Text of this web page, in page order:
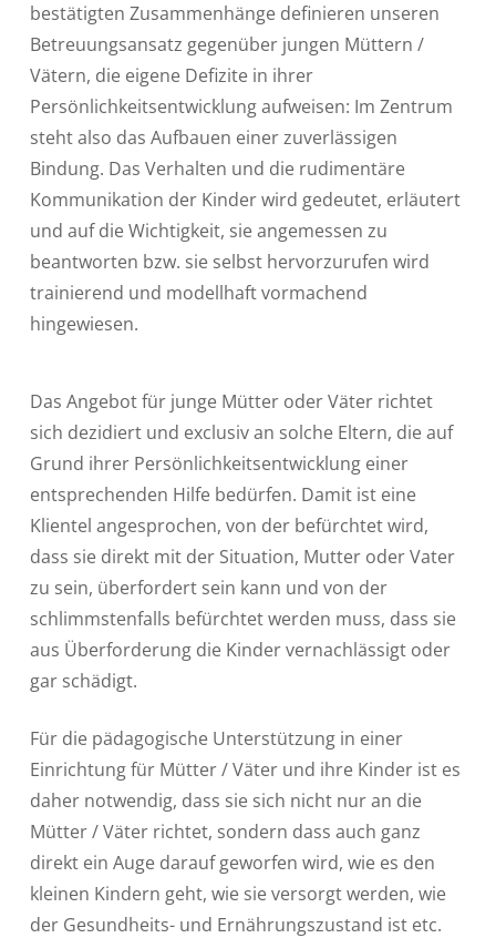
bestätigten Zusammenhänge definieren unseren
Betreuungsansatz gegenüber jungen Müttern /
Vätern, die eigene Defizite in ihrer
Persönlichkeitsentwicklung aufweisen: Im Zentrum
steht also das Aufbauen einer zuverlässigen
Bindung. Das Verhalten und die rudimentäre
Kommunikation der Kinder wird gedeutet, erläutert
und auf die Wichtigkeit, sie angemessen zu
beantworten bzw. sie selbst hervorzurufen wird
trainierend und modellhaft vormachend
hingewiesen.
Das Angebot für junge Mütter oder Väter richtet
sich dezidiert und exclusiv an solche Eltern, die auf
Grund ihrer Persönlichkeitsentwicklung einer
entsprechenden Hilfe bedürfen. Damit ist eine
Klientel angesprochen, von der befürchtet wird,
dass sie direkt mit der Situation, Mutter oder Vater
zu sein, überfordert sein kann und von der
schlimmstenfalls befürchtet werden muss, dass sie
aus Überforderung die Kinder vernachlässigt oder
gar schädigt.
Für die pädagogische Unterstützung in einer
Einrichtung für Mütter / Väter und ihre Kinder ist es
daher notwendig, dass sie sich nicht nur an die
Mütter / Väter richtet, sondern dass auch ganz
direkt ein Auge darauf geworfen wird, wie es den
kleinen Kindern geht, wie sie versorgt werden, wie
der Gesundheits- und Ernährungszustand ist etc.